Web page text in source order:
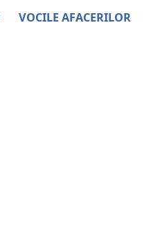
VOCILE AFACERILOR